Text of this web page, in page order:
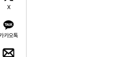
X
카오톡